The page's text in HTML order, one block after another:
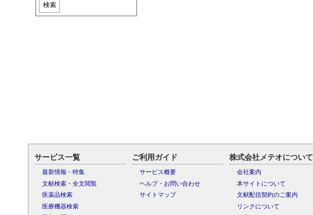
検索
サービス一覧
最新情報・特集
文献検索・全文閲覧
医薬品検索
医療機器検索
ご利用ガイド
サービス概要
ヘルプ・お問い合わせ
サイトマップ
株式会社メテオについて
会社案内
本サイトについて
文献配信契約のご案内
リンクについて